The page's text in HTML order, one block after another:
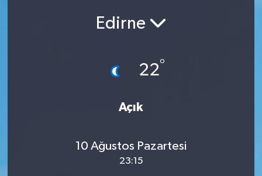
Edirne
22°
Açık
10 Ağustos Pazartesi
23:15